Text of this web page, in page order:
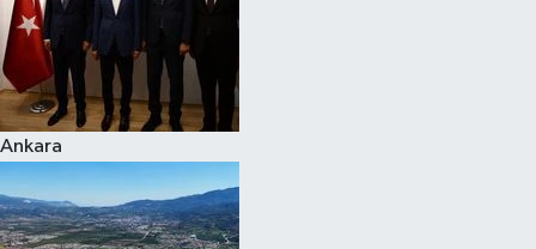
Ankara
Yaşam-Çevre